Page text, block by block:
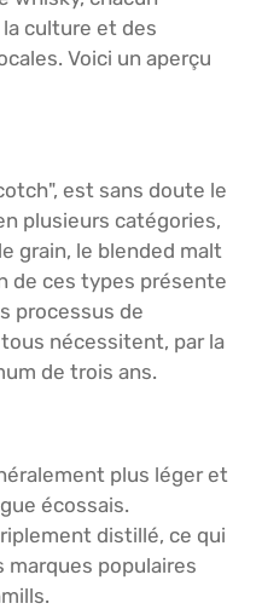
culture et des
Voici un aperçu
est sans doute le
plusieurs catégories,
grain, le blended malt
de ces types présente
processus de
nécessitent, par la
de trois ans.
plus léger et
écossais.
distillé, ce qui
marques populaires